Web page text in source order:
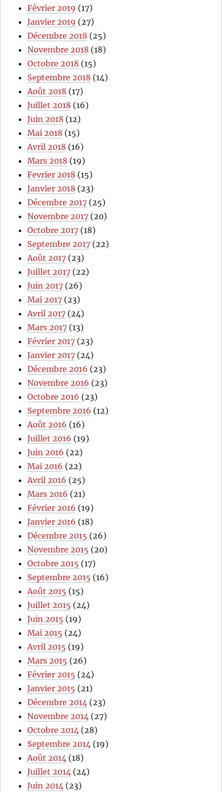
Février 2019 (17)
Janvier 2019 (27)
Décembre 2018 (25)
Novembre 2018 (18)
Octobre 2018 (15)
Septembre 2018 (14)
Août 2018 (17)
Juillet 2018 (16)
Juin 2018 (12)
Mai 2018 (15)
Avril 2018 (16)
Mars 2018 (19)
Fevrier 2018 (15)
Janvier 2018 (23)
Décembre 2017 (25)
Novembre 2017 (20)
Octobre 2017 (18)
Septembre 2017 (22)
Août 2017 (23)
Juillet 2017 (22)
Juin 2017 (26)
Mai 2017 (23)
Avril 2017 (24)
Mars 2017 (13)
Février 2017 (23)
Janvier 2017 (24)
Décembre 2016 (23)
Novembre 2016 (23)
Octobre 2016 (23)
Septembre 2016 (12)
Août 2016 (16)
Juillet 2016 (19)
Juin 2016 (22)
Mai 2016 (22)
Avril 2016 (25)
Mars 2016 (21)
Février 2016 (19)
Janvier 2016 (18)
Décembre 2015 (26)
Novembre 2015 (20)
Octobre 2015 (17)
Septembre 2015 (16)
Août 2015 (15)
Juillet 2015 (24)
Juin 2015 (19)
Mai 2015 (24)
Avril 2015 (19)
Mars 2015 (26)
Février 2015 (24)
Janvier 2015 (21)
Décembre 2014 (23)
Novembre 2014 (27)
Octobre 2014 (28)
Septembre 2014 (19)
Août 2014 (18)
Juillet 2014 (24)
Juin 2014 (23)